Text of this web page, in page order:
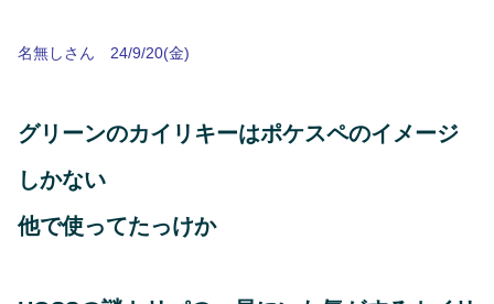
名無しさん 24/9/20(金)
グリーンのカイリキーはポケスペのイメージ
しかない
他で使ってたっけか